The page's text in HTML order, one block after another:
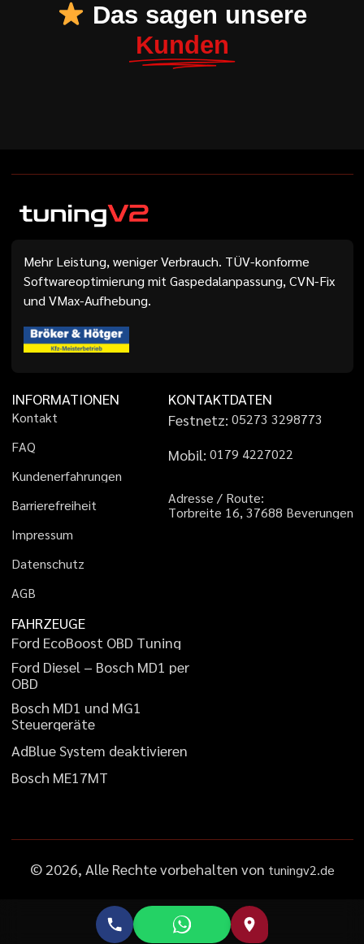
Das sagen unsere
Kunden
Mehr Leistung, weniger Verbrauch. TÜV-konforme
Softwareoptimierung mit Gaspedalanpassung, CVN-Fix
und VMax-Aufhebung.
INFORMATIONEN
Kontakt
FAQ
Kundenerfahrungen
Barrierefreiheit
Impressum
Datenschutz
AGB
KONTAKTDATEN
Festnetz: 05273 3298773
Mobil: 01 79 4227022
Adresse / Route:
Torbreite 16, 37688 Beverungen
FAHRZEUGE
Ford EcoBoost OBD Tuning
Ford Diesel – Bosch MD1 per
OBD
Bosch MD1 und MG1
Steuergeräte
AdBlueSystem deaktivieren
Bosch ME17MT
© 2026, Alle Rechte vorbehalten von tuningv2.de